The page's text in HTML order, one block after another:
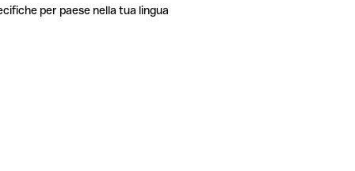
per paese nella tua lingua